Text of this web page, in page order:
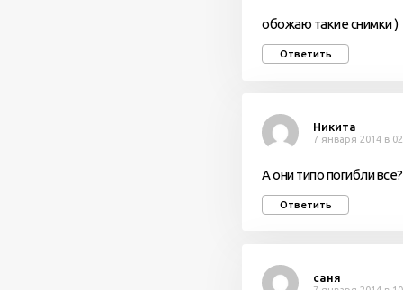
обожаю такие снимки )
Ответить
Никита
7 января 2014 в
А они типо погибли все?
Ответить
саня